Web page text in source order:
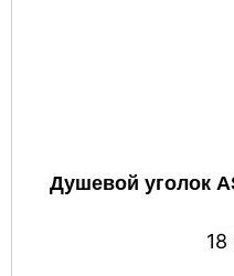
Душевой уголок